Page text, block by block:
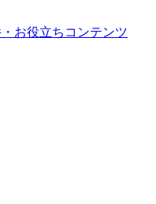
お役立ちコンテンツ